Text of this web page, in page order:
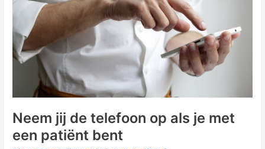
Neem jij de telefoon op als je met
een patiënt bent
met
een
patiënt